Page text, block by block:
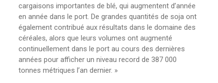
cargaisons importantes de blé, qui augmentent d’année
en année dans le port. De grandes quantités de soja ont
également contribué aux résultats dans le domaine des
céréales, alors que leurs volumes ont augmenté
continuellement dans le port au cours des dernières
années pour afficher un niveau record de 387 000
tonnes métriques l’an dernier. »